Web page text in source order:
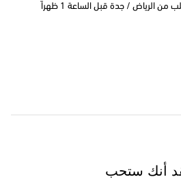
الرياض / جدة قبل الساعة 1 ظهراً
أنك ستحب